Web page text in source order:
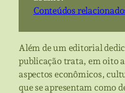
Conteúdos
Além de um editorial
publicação trata, em oito
aspectos econômicos,
que se apresentam como